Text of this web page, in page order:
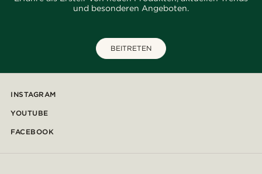
und besonderen Angeboten.
BEITRETEN
INSTAGRAM
YOUTUBE
FACEBOOK